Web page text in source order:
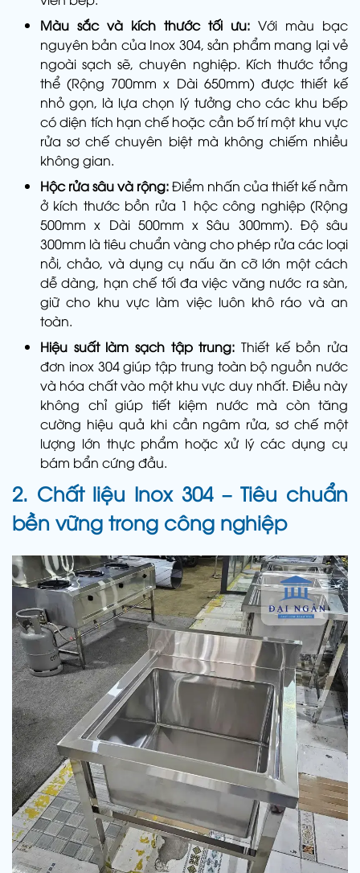
Màu sắc và kích thước tối ưu: Với màu bạc
nguyên bản của Inox 304, sản phẩm mang lại vẻ
ngoài sạch sẽ, chuyên nghiệp. Kích thước tổng
thể (Rộng 700mm x Dài 650mm) được thiết kế
nhỏ gọn, là lựa chọn lý tưởng cho các khu bếp
có diện tích hạn chế hoặc cần bố trí một khu vực
rửa sơ chế chuyên biệt mà không chiếm nhiều
không gian.
Hộc rửa sâu và rộng:Điểm nhấn của thiết kế nằm
ở kích thước bồn rửa 1 hộc công nghiệp (Rộng
500mm x Dài 500mm x Sâu 300mm). Độ sâu
300mm là tiêu chuẩn vàng cho phép rửa các loại
nồi, chảo, và dụng cụ nấu ăn cỡ lớn một cách
dễ dàng, hạn chế tối đa việc văng nước ra sàn,
giữ cho khu vực làm việc luôn khô ráo và an
toàn.
Hiệu suất làm sạch tập trung: Thiết kế bồn rửa
đơn inox 304 giúp tập trung toàn bộ nguồn nước
và hóa chất vào một khu vực duy nhất. Điều này
không chỉ giúp tiết kiệm nước mà còn tăng
cường hiệu quả khi cần ngâm rửa, sơ chế một
lượng lớn thực phẩm hoặc xử lý các dụng cụ
bám bẩn cứng đầu.
2. Chất liệu Inox 304 – Tiêu chuẩn
bền vững trong công nghiệp